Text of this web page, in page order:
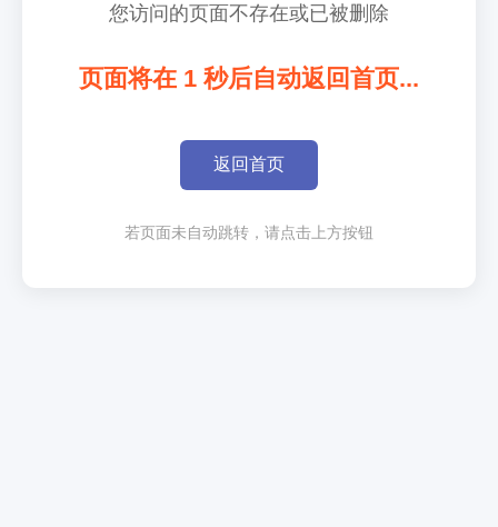
您访问的页面不存在或已被删除
页面将在 1 秒后自动返回首页...
返回首页
若页面未自动跳转，请点击上方按钮